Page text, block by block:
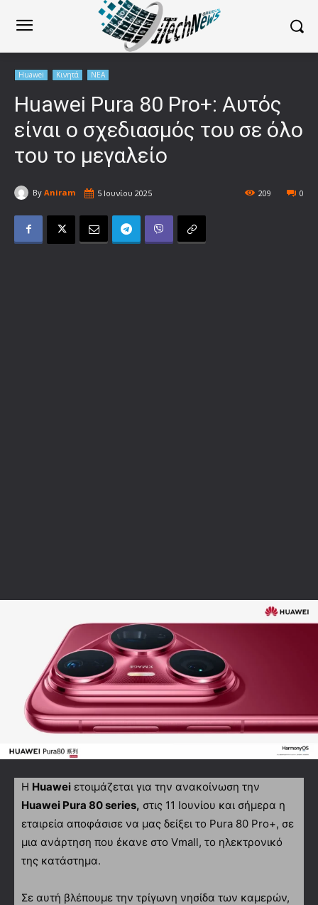
Huawei Κινητά ΝΕΑ
Huawei Pura 80 Pro+: Αυτός
είναι ο σχεδιασμός του σε όλο
του το μεγαλείο
By Aniram 5 Ιουνίου 2025 0
209
Η Huawei ετοιμάζεται για την ανακοίνωση την
Huawei Pura 80 series, στις 11 Ιουνίου και σήμερα η
εταιρεία αποφάσισε να μας δείξει το Pura 80 Pro+, σε
μια ανάρτηση που έκανε στο Vmall, το ηλεκτρονικό
της κατάστημα.
Σε αυτή βλέπουμε την τρίγωνη νησίδα των καμερών,